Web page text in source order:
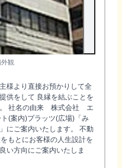
外観
様より直接お預かりして全
供をして 良縁を結ぶことを
。 社名の由来 株式会社 エ
(案内)プラッツ(広場)「み
にご案内いたします。 不動
もとにお客様の人生設計を
い方向にご案内いたしま